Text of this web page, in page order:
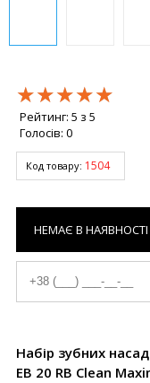
★★★★★
★★★★★
★★★★★
Рейтинг: 5 з 5
Голосів: 0
Код товару: 1504
НЕМАЄ В НАЯВНОСТІ
Набір зубних
EB 20 RB Clean